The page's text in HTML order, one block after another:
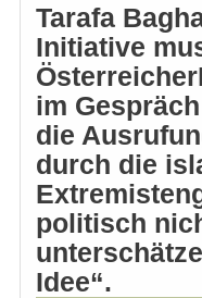
Tarafa
Initiative
im
die
durch die
politisch
Idee“.